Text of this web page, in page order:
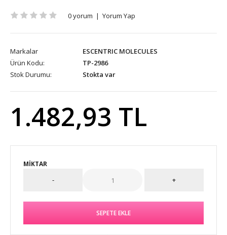
0 yorum | Yorum Yap
Markalar
ESCENTRIC MOLECULES
Ürün Kodu:
TP-2986
Stok Durumu:
Stokta var
1.482,93 TL
MIKTAR